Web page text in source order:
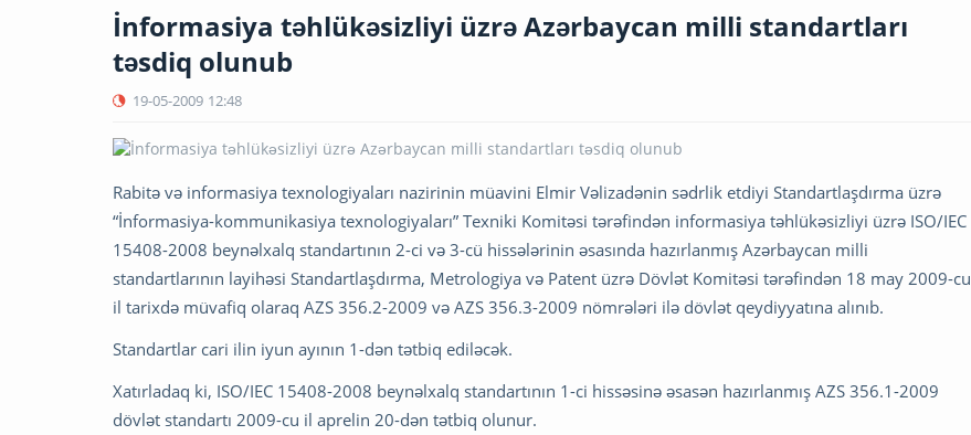
İnformasiya təhlükəsizliyi üzrə Azərbaycan milli standartları
təsdiq olunub
19-05-2009 12:48
Rabitə və informasiya texnologiyaları nazirinin müavini Elmir Vəlizadənin sədrlik etdiyi Standartlaşdırma üzrə
“İnformasiya-kommunikasiya texnologiyaları” Texniki Komitəsi tərəfindən informasiya təhlükəsizliyi üzrə ISO/IEC
15408-2008 beynəlxalq standartının 2-ci və 3-cü hissələrinin əsasında hazırlanmış Azərbaycan milli
standartlarının layihəsi Standartlaşdırma, Metrologiya və Patent üzrə Dövlət Komitəsi tərəfindən 18 may 2009-cu
il tarixdə müvafiq olaraq AZS 356.2-2009 və AZS 356.3-2009 nömrələri ilə dövlət qeydiyyatına alınıb.
Standartlar cari ilin iyun ayının 1-dən tətbiq ediləcək.
Xatırladaq ki, ISO/IEC 15408-2008 beynəlxalq standartının 1-ci hissəsinə əsasən hazırlanmış AZS 356.1-2009
dövlət standartı 2009-cu il aprelin 20-dən tətbiq olunur.